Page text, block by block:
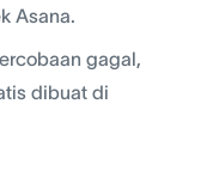
Asana.
gagal,
dibuat di